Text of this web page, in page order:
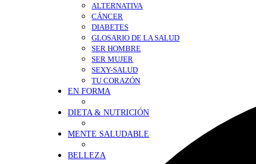
ALTERNATIVA
CÁNCER
DIABETES
GLOSARIO DE LA SALUD
SER HOMBRE
SER MUJER
SEXY-SALUD
TU CORAZÓN
EN FORMA
DIETA & NUTRICIÓN
MENTE SALUDABLE
BELLEZA